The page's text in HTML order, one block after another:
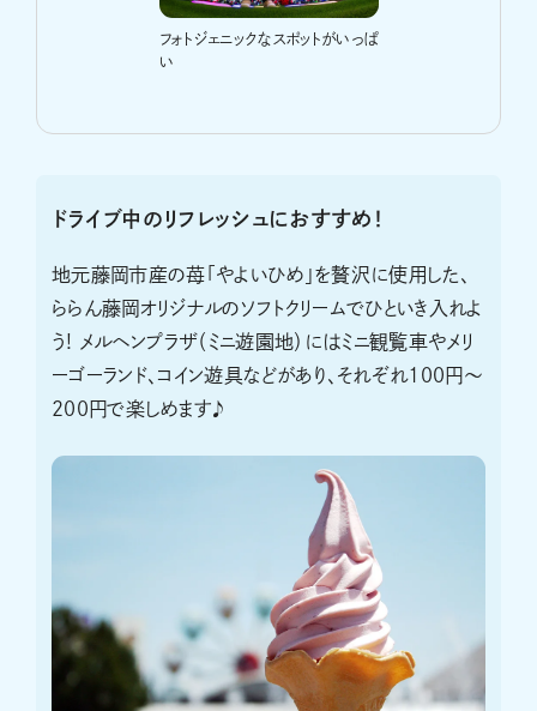
フォトジェニックなスポットがいっぱ
い
ドライブ中のリフレッシュにおすすめ！
地元藤岡市産の苺「やよいひめ」を贅沢に使用した、
ららん藤岡オリジナルのソフトクリームでひといき入れよ
う! メルヘンプラザ（ミニ遊園地）にはミニ観覧車やメリ
ーゴーランド、コイン遊具などがあり、それぞれ100円～
200円で楽しめます♪